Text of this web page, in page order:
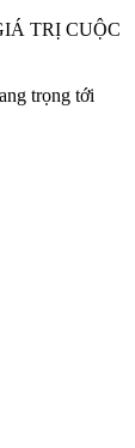
TRỊ CUỘC
trọng tới